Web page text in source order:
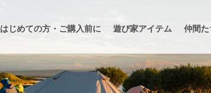
はじめての方・ご購入前に 遊び家アイテム 仲間た